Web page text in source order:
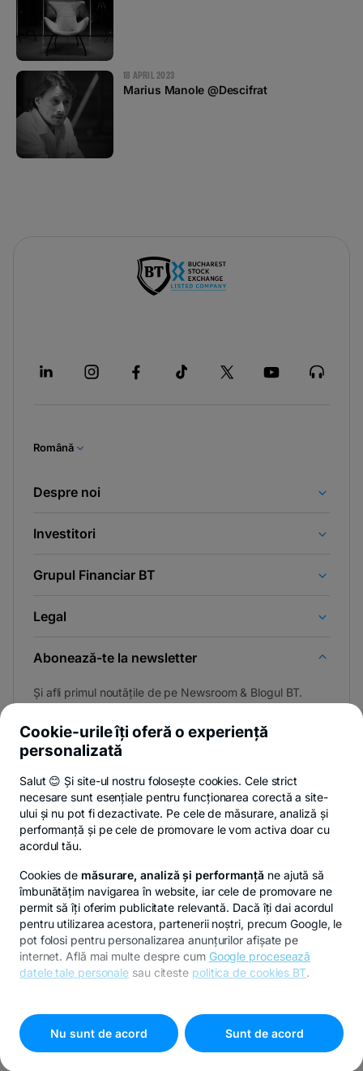
18 APRIL 2023
Marius Manole @Descifrat
Română
Despre noi
Investitori
Grupul Financiar BT
Legal
Abonează-te la newsletter
Și afli primul noutățile de pe Newsroom & Blogul BT.
Privacy HubPolitica de confidențialitatePolitica de cookies
© Copyright 2026 Banca Transilvania. Toate drepturile
rezervate.
Cookie-urile îți oferă o experiență
personalizată
Salut 😊 Și site-ul nostru folosește cookies. Cele strict
necesare sunt esențiale pentru funcționarea corectă a site-
ului și nu pot fi dezactivate. Pe cele de măsurare, analiză și
performanță și pe cele de promovare le vom activa doar cu
acordul tău.
Cookies de măsurare, analiză și performanță ne ajută să
îmbunătățim navigarea în website, iar cele de promovare ne
permit să îți oferim publicitate relevantă. Dacă îți dai acordul
pentru utilizarea acestora, partenerii noștri, precum Google, le
pot folosi pentru personalizarea anunțurilor afișate pe
internet. Află mai multe despre cum Google procesează
datele tale personale sau citeste politica de cookies BT.
cookies"
Nu sunt de acord
Sunt de acord